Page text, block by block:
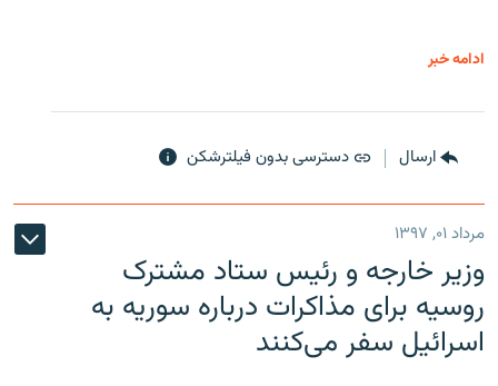
ادامه خبر
ارسال دسترسی بدون فیلترشکن
مرداد ۰۱, ۱۳۹۷
وزیر خارجه و رئیس‌ ستاد مشترک
روسیه برای مذاکرات درباره سوریه به
اسرائیل سفر می‌کنند